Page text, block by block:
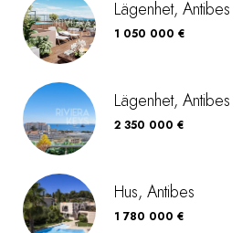
Lägenhet, Antibes
1 050 000 €
Lägenhet, Antibes
2 350 000 €
Hus, Antibes
1 780 000 €